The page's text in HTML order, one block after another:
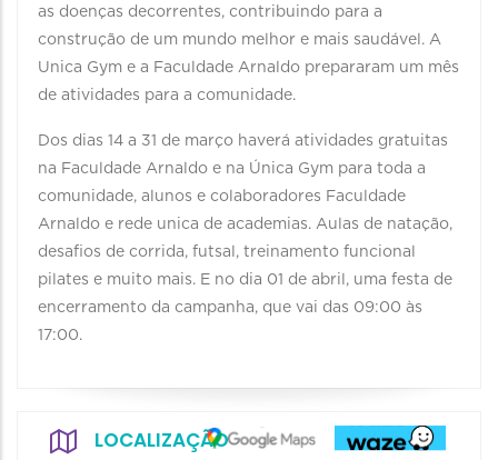
as doenças decorrentes, contribuindo para a
construção de um mundo melhor e mais saudável. A
Unica Gym e a Faculdade Arnaldo prepararam um mês
de atividades para a comunidade.
Dos dias 14 a 31 de março haverá atividades gratuitas
na Faculdade Arnaldo e na Única Gym para toda a
comunidade, alunos e colaboradores Faculdade
Arnaldo e rede unica de academias. Aulas de natação,
desafios de corrida, futsal, treinamento funcional
pilates e muito mais. E no dia 01 de abril, uma festa de
encerramento da campanha, que vai das 09:00 às
17:00.
LOCALIZAÇÃO